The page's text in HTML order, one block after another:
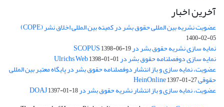
آخرین اخبار
عضویت نشریه بین المللی حقوق بشر در کمیته بین المللی اخلاق نشر (COPE)
1400-02-05
نمایه سازی نشریه حقوق بشر در SCOPUS1398-06-19
نمایه سازی دوفصلنامه حقوق بشر در Ulrichs Web1398-01-01
عضویت، نمایه سازی و باز انتشار دوفصلنامه حقوق بشر در پایگاه معتبر بین المللی
حقوقی HeinOnline1397-01-27
عضویت، نمایه سازی و باز انتشار نشریه حقوق بشر در DOAJ1397-01-18